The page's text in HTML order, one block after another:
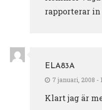
rapporterar
ELA83A
7 januari, 2008 -
Klart jag är